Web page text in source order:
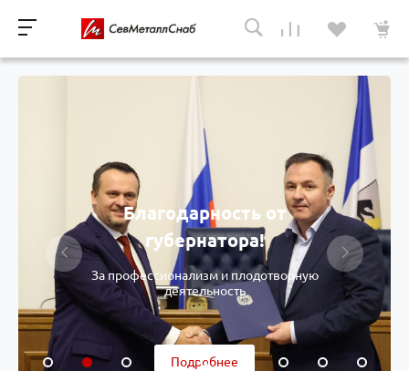
Благодарность от
губернатора!
За профессионализм и плодотворную
деятельность
Подробнее